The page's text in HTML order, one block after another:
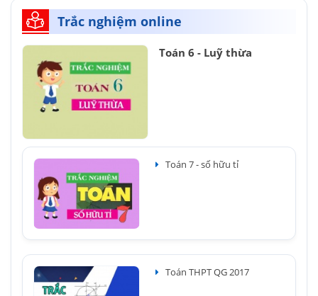
Trắc nghiệm online
Toán 6 - Luỹ thừa
Toán 7 - số hữu tỉ
Toán THPT QG 2017